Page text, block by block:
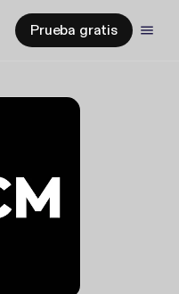
Prueba gratis